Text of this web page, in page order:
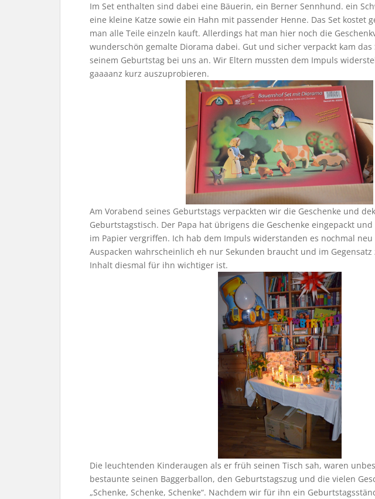
Im Set enthalten sind dabei eine Bäuerin, ein Berner Sennhund. ein
eine kleine Katze sowie ein Hahn mit passender Henne. Das Set kostet
man alle Teile einzeln kauft. Allerdings hat man hier noch die
wunderschön gemalte Diorama dabei. Gut und sicher verpackt kam das
seinem Geburtstag bei uns an. Wir Eltern mussten dem Impuls
gaaaanz kurz auszuprobieren.
Am Vorabend seines Geburtstags verpackten wir die Geschenke und
Geburtstagstisch. Der Papa hat übrigens die Geschenke eingepackt
im Papier vergriffen. Ich hab dem Impuls widerstanden es nochmal
Auspacken wahrscheinlich eh nur Sekunden braucht und im
Inhalt diesmal für ihn wichtiger ist.
Die leuchtenden Kinderaugen als er früh seinen Tisch sah, waren
bestaunte seinen Baggerballon, den Geburtstagszug und die vielen
„Schenke, Schenke, Schenke“. Nachdem wir für ihn ein